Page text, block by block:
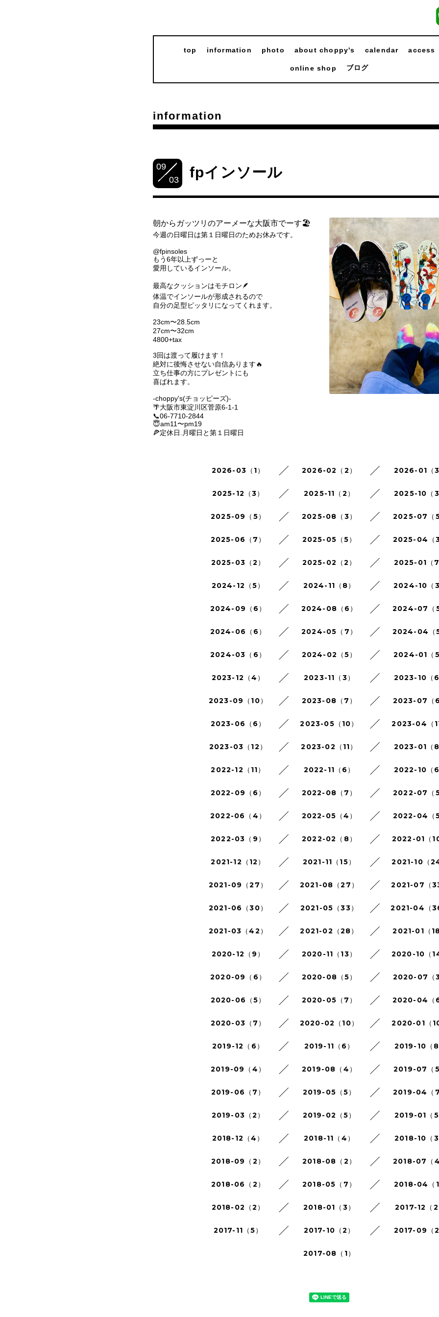
top information photo about choppy's calendar access
online shop ブログ
information
09
03
fpインソール
朝からガッツリのアーメーな大阪市でーす🏖
今週の日曜日は第１日曜日のためお休みです。
@fpinsoles
もう6年以上ずっーと
愛用しているインソール。
最高なクッションはモチロン🪶
体温でインソールが形成されるので
自分の足型ピッタリになってくれます。
23cm〜28.5cm
27cm〜32cm
4800+tax
3回は渡って履けます！
絶対に後悔させない自信あります🔥
立ち仕事の方にプレゼントにも
喜ばれます。
-choppy's(チョッピーズ)-
🌴大阪市東淀川区菅原6-1-1
📞06-7710-2844
😇am11〜pm19
🍕定休日.月曜日と第１日曜日
2026-03（1） 2026-02（2） 2026-01（3
2025-12（3） 2025-11（2） 2025-10（3
2025-09（5） 2025-08（3） 2025-07（5
2025-06（7） 2025-05（5） 2025-04（3
2025-03（2） 2025-02（2） 2025-01（7
2024-12（5） 2024-11（8） 2024-10（3
2024-09（6） 2024-08（6） 2024-07（5
2024-06（6） 2024-05（7） 2024-04（5
2024-03（6） 2024-02（5） 2024-01（5
2023-12（4） 2023-11（3） 2023-10（6
2023-09（10） 2023-08（7） 2023-07（6
2023-06（6） 2023-05（10） 2023-04（11
2023-03（12） 2023-02（11） 2023-01（8
2022-12（11） 2022-11（6） 2022-10（6
2022-09（6） 2022-08（7） 2022-07（5
2022-06（4） 2022-05（4） 2022-04（5
2022-03（9） 2022-02（8） 2022-01（10
2021-12（12） 2021-11（15） 2021-10（24
2021-09（27） 2021-08（27） 2021-07（33
2021-06（30） 2021-05（33） 2021-04（
2021-03（42） 2021-02（28） 2021-01（18
2020-12（9） 2020-11（13） 2020-10（14
2020-09（6） 2020-08（5） 2020-07（3
2020-06（5） 2020-05（7） 2020-04（6
2020-03（7） 2020-02（10） 2020-01（10
2019-12（6） 2019-11（6） 2019-10（8
2019-09（4） 2019-08（4） 2019-07（5
2019-06（7） 2019-05（5） 2019-04（7
2019-03（2） 2019-02（5） 2019-01（5
2018-12（4） 2018-11（4） 2018-10（3
2018-09（2） 2018-08（2） 2018-07（4
2018-06（2） 2018-05（7） 2018-04（1
2018-02（2） 2018-01（3） 2017-12（2
2017-11（5） 2017-10（2） 2017-09（2
2017-08（1）